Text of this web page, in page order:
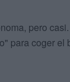
pero
para coger el